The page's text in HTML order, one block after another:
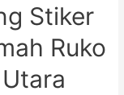
Stiker
Ruko